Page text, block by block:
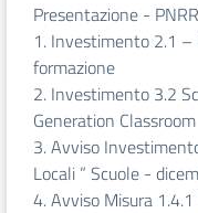
Presentazione -
1. Investimento 2.1
formazione
2. Investimento 3.2
Generation Classroom
3. Avviso
Locali ” Scuole -
4. Avviso Misura